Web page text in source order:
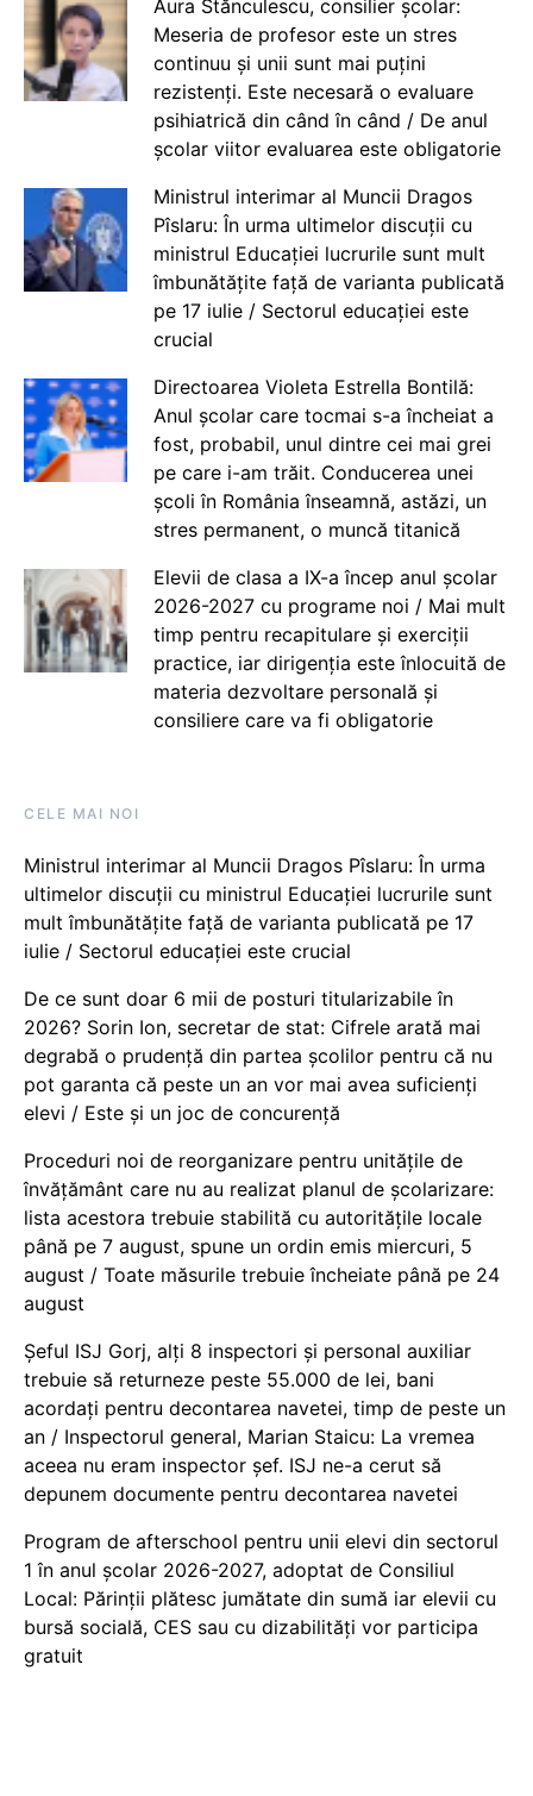
Aura Stănculescu, consilier școlar:
Meseria de profesor este un stres
continuu și unii sunt mai puțini
rezistenți. Este necesară o evaluare
psihiatrică din când în când / De anul
școlar viitor evaluarea este obligatorie
Ministrul interimar al Muncii Dragos
Pîslaru: În urma ultimelor discuții cu
ministrul Educației lucrurile sunt mult
îmbunătățite față de varianta publicată
pe 17 iulie / Sectorul educației este
crucial
Directoarea Violeta Estrella Bontilă:
Anul școlar care tocmai s-a încheiat a
fost, probabil, unul dintre cei mai grei
pe care i-am trăit. Conducerea unei
școli în România înseamnă, astăzi, un
stres permanent, o muncă titanică
Elevii de clasa a IX-a încep anul școlar
2026-2027 cu programe noi / Mai mult
timp pentru recapitulare și exerciții
practice, iar dirigenția este înlocuită de
materia dezvoltare personală și
consiliere care va fi obligatorie
CELE MAI NOI
Ministrul interimar al Muncii Dragos Pîslaru: În urma
ultimelor discuții cu ministrul Educației lucrurile sunt
mult îmbunătățite față de varianta publicată pe 17
iulie / Sectorul educației este crucial
De ce sunt doar 6 mii de posturi titularizabile în
2026? Sorin Ion, secretar de stat: Cifrele arată mai
degrabă o prudență din partea școlilor pentru că nu
pot garanta că peste un an vor mai avea suficienți
elevi / Este și un joc de concurență
Proceduri noi de reorganizare pentru unitățile de
învățământ care nu au realizat planul de școlarizare:
lista acestora trebuie stabilită cu autoritățile locale
până pe 7 august, spune un ordin emis miercuri, 5
august / Toate măsurile trebuie încheiate până pe 24
august
Șeful ISJ Gorj, alți 8 inspectori și personal auxiliar
trebuie să returneze peste 55.000 de lei, bani
acordați pentru decontarea navetei, timp de peste un
an / Inspectorul general, Marian Staicu: La vremea
aceea nu eram inspector șef. ISJ ne-a cerut să
depunem documente pentru decontarea navetei
Program de afterschool pentru unii elevi din sectorul
1 în anul școlar 2026-2027, adoptat de Consiliul
Local: Părinții plătesc jumătate din sumă iar elevii cu
bursă socială, CES sau cu dizabilităţi vor participa
gratuit